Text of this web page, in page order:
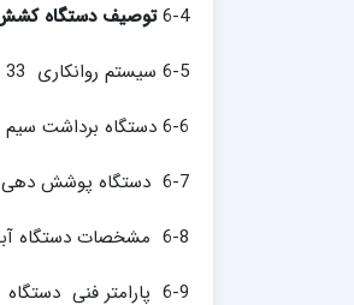
6-4 توصیف دستگاه کشش
6-5 سیستم روانکاری 33
6-6 دستگاه برداشت سیم Wire Take-up
6-7 دستگاه پوشش دهی مسی سیم
6-8 مشخصات دستگاه آبکاری مسی سیم (
6-9 پارامتر فنی دستگاه